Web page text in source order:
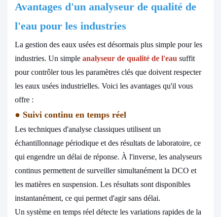
Avantages d'un analyseur de qualité de
l'eau pour les industries
La gestion des eaux usées est désormais plus simple pour les
industries. Un simple analyseur de qualité de l'eau suffit
pour contrôler tous les paramètres clés que doivent respecter
les eaux usées industrielles. Voici les avantages qu'il vous
offre :
● Suivi continu en temps réel
Les techniques d'analyse classiques utilisent un
échantillonnage périodique et des résultats de laboratoire, ce
qui engendre un délai de réponse. À l'inverse, les analyseurs
continus permettent de surveiller simultanément la DCO et
les matières en suspension. Les résultats sont disponibles
instantanément, ce qui permet d'agir sans délai.
Un système en temps réel détecte les variations rapides de la